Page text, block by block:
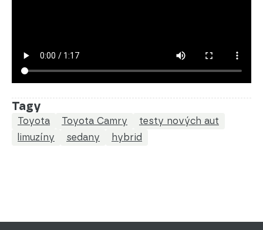
Tagy
Toyota Toyota Camry
testy nových aut
limuzíny
sedany hybrid